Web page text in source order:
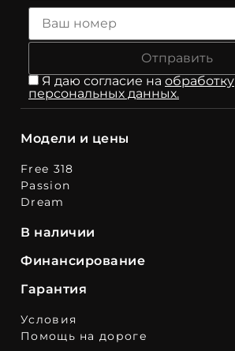
Оставьте
пустым.
Я даю согласие на обработку
персональных данных.
Модели и цены
Free 318
Passion
Dream
В наличии
Финансирование
Гарантия
Условия
Помощь на дороге